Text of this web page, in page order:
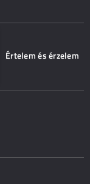
Értelem és érzelem